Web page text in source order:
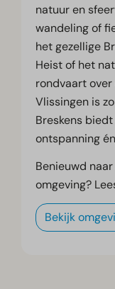
natuur en
wandeling of
het gezellige
Heist of het
rondvaart
Vlissingen is
Breskens
ontspanning
Benieuwd
omgeving?
Bekijk